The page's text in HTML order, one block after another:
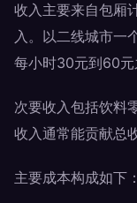
收入主要来自包厢
入。以二线城市一
每小时30元到60元
次要收入包括饮料
收入通常能贡献总
主要成本构成如下：